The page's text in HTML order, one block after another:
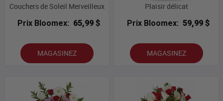
Couchers de Soleil Merveilleux
Prix Bloomex: 65,99 $
MAGASINEZ
Plaisir délicat
Prix Bloomex: 59,99 $
MAGASINEZ